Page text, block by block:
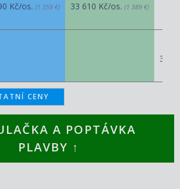
Kč/os. (1 359 €) 33 610 Kč/os. (1 389 €)
37
CENY
A POPTÁVKA
PLAVBY ↑